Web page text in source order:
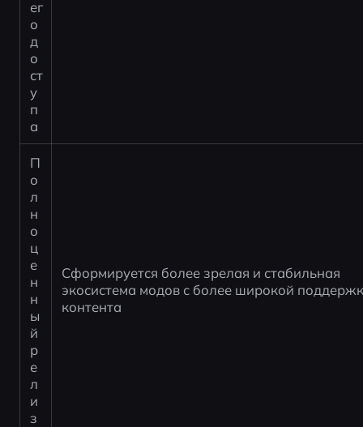
ег
о
д
о
ст
у
п
а
П
о
л
н
о
ц
е
н
н
ы
й
р
е
л
и
з
Сформируется более зрелая и стабильная
экосистема модов с более широкой
контента